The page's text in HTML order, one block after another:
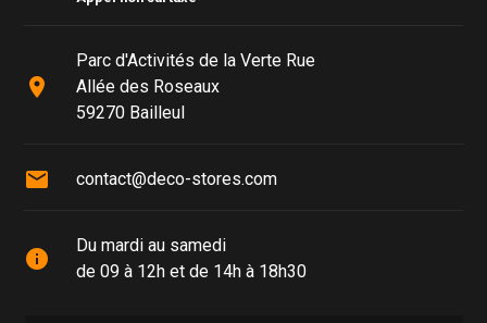
place
Parc d'Activités de la Verte Rue
Allée des Roseaux
59270 Bailleul
mail contact@deco-stores.com
info
Du mardi au samedi
de 09 à 12h et de 14h à 18h30